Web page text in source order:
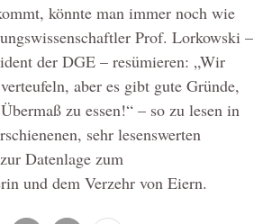
könnte man immer noch wie
Prof. Lorkowski –
der DGE – resümieren: „Wir
aber es gibt gute Gründe,
zu essen!“ – so zu lesen in
sehr lesenswerten
zur Datenlage zum
und dem Verzehr von Eiern.